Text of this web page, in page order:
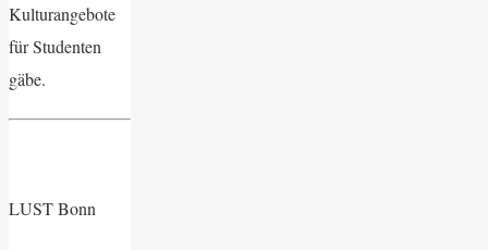
Kulturangebote
für Studenten
gäbe.
LUST Bonn